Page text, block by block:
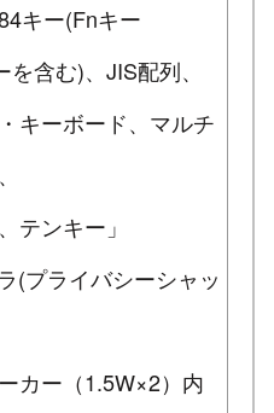
キー(Fnキー
含む)、JIS配列、
キーボード、マルチ
テンキー」
(プライバシーシャッ
カー（1.5W×2）内